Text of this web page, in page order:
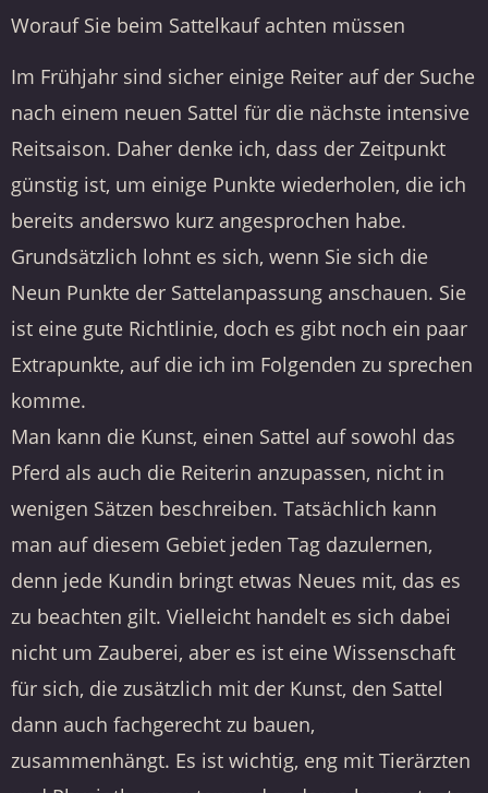
Worauf Sie beim Sattelkauf achten müssen
Im Frühjahr sind sicher einige Reiter auf der Suche
nach einem neuen Sattel für die nächste intensive
Reitsaison. Daher denke ich, dass der Zeitpunkt
günstig ist, um einige Punkte wiederholen, die ich
bereits anderswo kurz angesprochen habe.
Grundsätzlich lohnt es sich, wenn Sie sich die
Neun Punkte der Sattelanpassung anschauen. Sie
ist eine gute Richtlinie, doch es gibt noch ein paar
Extrapunkte, auf die ich im Folgenden zu sprechen
komme.
Man kann die Kunst, einen Sattel auf sowohl das
Pferd als auch die Reiterin anzupassen, nicht in
wenigen Sätzen beschreiben. Tatsächlich kann
man auf diesem Gebiet jeden Tag dazulernen,
denn jede Kundin bringt etwas Neues mit, das es
zu beachten gilt. Vielleicht handelt es sich dabei
nicht um Zauberei, aber es ist eine Wissenschaft
für sich, die zusätzlich mit der Kunst, den Sattel
dann auch fachgerecht zu bauen,
zusammenhängt. Es ist wichtig, eng mit Tierärzten